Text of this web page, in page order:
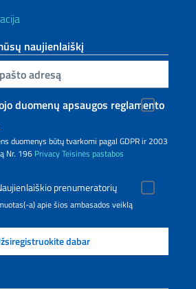
naujienlaiškį
duomenų apsaugos reglamento
duomenys būtų tvarkomi pagal GDPR ir 2003
Nr. 196 PrivacyTeisinės pastabos
prenumeratorių
a) apie šios ambasados veiklą